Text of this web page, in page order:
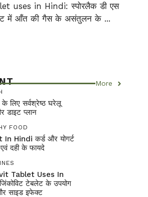
uses in Hindi: स्पोरलैक डी एस
में आँत की गैस के असंतुलन के ...
More
लिए सर्वश्रेष्ठ घरेलू
डाइट प्लान
FOOD
In Hindi कर्ड और योगर्ट
दही के फायदे
Tablet Uses In
टेबलेट के उपयोग
साइड इफेक्ट